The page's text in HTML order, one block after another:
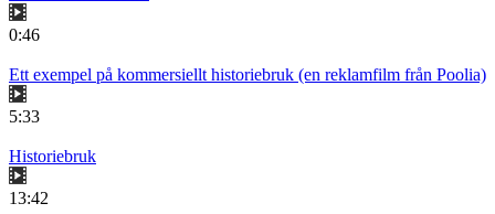
0:46
Ett exempel på kommersiellt historiebruk (en reklamfilm från Poolia)
5:33
Historiebruk
13:42